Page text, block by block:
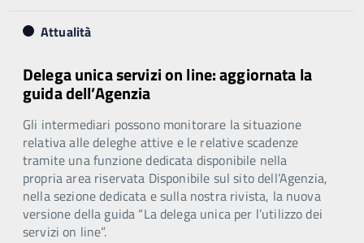
Attualità
Delega unica servizi on line: aggiornata la
guida dell’Agenzia
Gli intermediari possono monitorare la situazione
relativa alle deleghe attive e le relative scadenze
tramite una funzione dedicata disponibile nella
propria area riservata Disponibile sul sito dell’Agenzia,
nella sezione dedicata e sulla nostra rivista, la nuova
versione della guida “La delega unica per l’utilizzo dei
servizi on line”.